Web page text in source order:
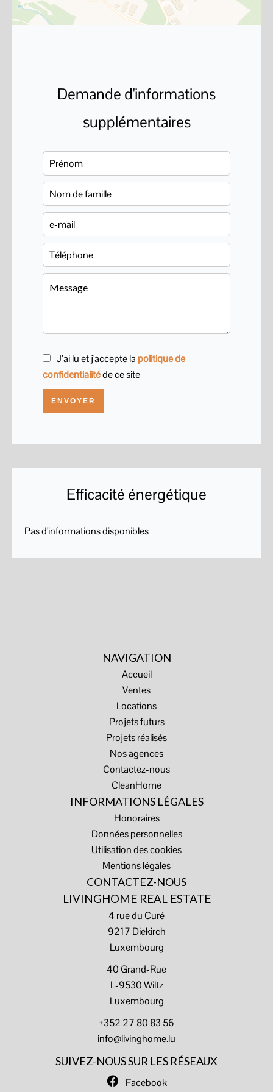
Demande d'informations
supplémentaires
J’ai lu et j'accepte la politique de
confidentialitéde ce site
ENVOYER
Efficacité énergétique
Pas d'informations disponibles
NAVIGATION
Accueil
Ventes
Locations
Projets futurs
Projets réalisés
Nos agences
Contactez-nous
CleanHome
INFORMATIONS LÉGALES
Honoraires
Données personnelles
Utilisation des cookies
Mentions légales
CONTACTEZ-NOUS
LIVINGHOME REAL ESTATE
4 rue du Curé
9217 Diekirch
Luxembourg
40 Grand-Rue
L-9530 Wiltz
Luxembourg
+352 27 80 83 56
info@livinghome.lu
SUIVEZ-NOUS SUR LES RÉSEAUX
Facebook